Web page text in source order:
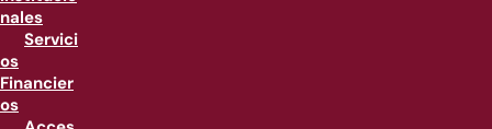
nales
Servici
os
Financier
os